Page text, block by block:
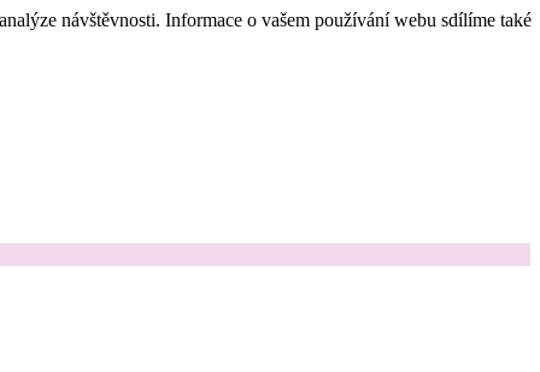
návštěvnosti. Informace o vašem používání webu sdílíme také